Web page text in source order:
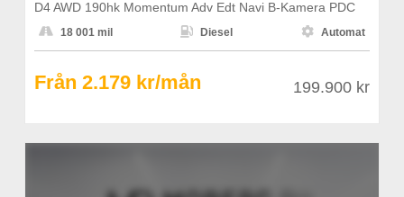
D4 AWD 190hk Momentum Adv Edt Navi B-Kamera PDC
 18 001 mil  Diesel  Automat
Från 2.179 kr/mån 199.900 kr